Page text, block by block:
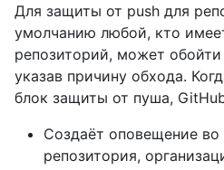
Для защиты от push для
умолчанию любой, кто
репозиторий, может
указав причину обхода.
блок защиты от пуша,
Создаёт оповещение во
репозитория,